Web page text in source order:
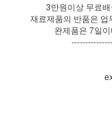
3만원이상 무료
재료제품의 반품은 업
완제품은 7일